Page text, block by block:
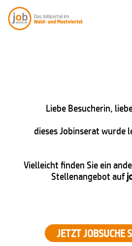
Liebe Besucherin,
dieses Jobinserat wurde
Vielleicht finden Sie ein
Stellenangebot auf
JETZT JOBSUCHE